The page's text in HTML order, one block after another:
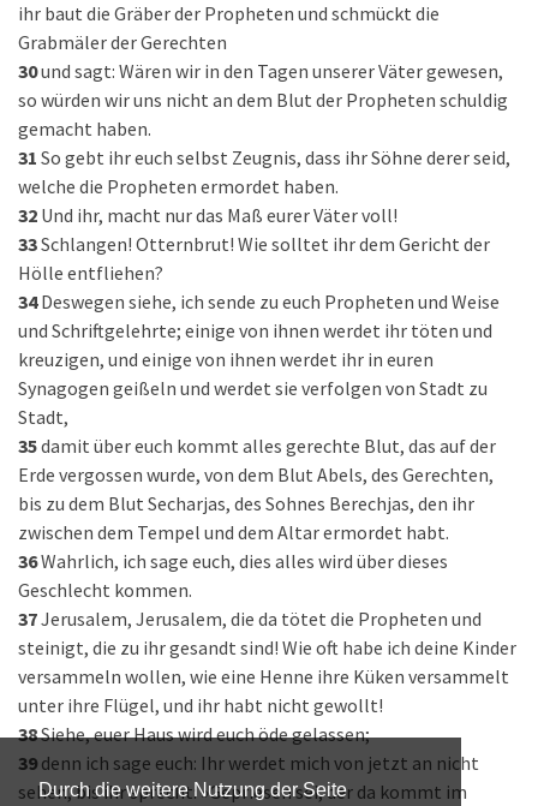
Durch die weitere Nutzung der Seite
ihr baut die Gräber der Propheten und schmückt die
Grabmäler der Gerechten
30und sagt: Wären wir in den Tagen unserer Väter gewesen,
so würden wir uns nicht an dem Blut der Propheten schuldig
gemacht haben.
31 So gebt ihr euch selbst Zeugnis, dass ihr Söhne derer seid,
welche die Propheten ermordet haben.
32 Und ihr, macht nur das Maß eurer Väter voll!
33Schlangen! Otternbrut! Wie solltet ihr dem Gericht der
Hölle entfliehen?
34 Deswegen siehe, ich sende zu euch Propheten und Weise
und Schriftgelehrte; einige von ihnen werdet ihr töten und
kreuzigen, und einige von ihnen werdet ihr in euren
Synagogen geißeln und werdet sie verfolgen von Stadt zu
Stadt,
35damit über euch kommt alles gerechte Blut, das auf der
Erde vergossen wurde, von dem Blut Abels, des Gerechten,
bis zu dem Blut Secharjas, des Sohnes Berechjas, den ihr
zwischen dem Tempel und dem Altar ermordet habt.
36Wahrlich, ich sage euch, dies alles wird über dieses
Geschlecht kommen.
37Jerusalem, Jerusalem, die da tötet die Propheten und
steinigt, die zu ihr gesandt sind! Wie oft habe ich deine Kinder
versammeln wollen, wie eine Henne ihre Küken versammelt
unter ihre Flügel, und ihr habt nicht gewollt!
38Siehe, euer Haus wird euch öde gelassen;
39 denn ich sage euch: Ihr werdet mich von jetzt an nicht
sehen, bis ihr sprecht: »Gepriesen sei, der da kommt im